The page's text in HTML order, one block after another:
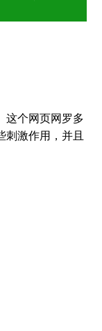
这个网页网罗多
刺激作用，并且